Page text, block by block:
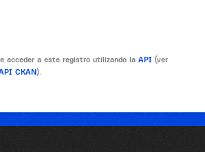
acceder a este registro utilizando la API (ver
CKAN).